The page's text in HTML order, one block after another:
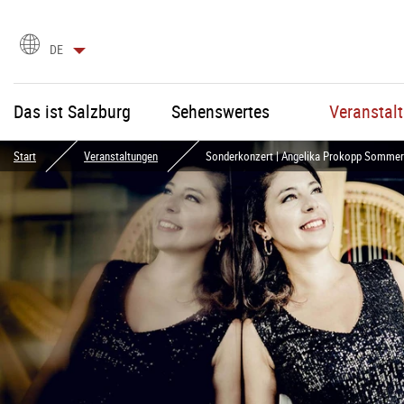
Sprachauswahl
DE
Das ist Salzburg Sehenswertes
Start Veranstaltungen Sonderkonzert | Angelika Prokopp